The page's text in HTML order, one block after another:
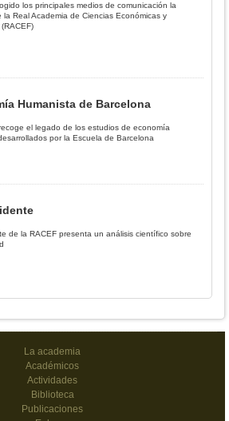
los principales medios de comunicación la
la Real Academia de Ciencias Económicas y
Humanista de Barcelona
el legado de los estudios de economía
por la Escuela de Barcelona
de la RACEF presenta un análisis científico sobre
La academia
Académicos
Actividades
Biblioteca
Publicaciones